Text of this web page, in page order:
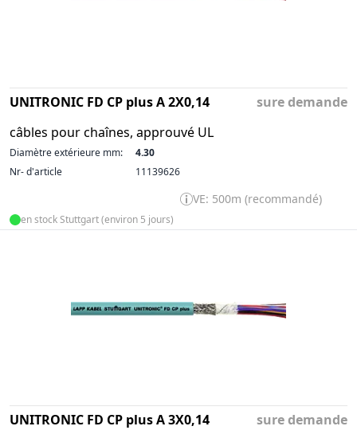
UNITRONIC FD CP plus A 2X0,14
câbles pour chaînes, approuvé UL
sure demande
Diamètre extérieure mm:
4.30
Nr- d'article
11139626
VE: 500m (recommandé)
en stock Stuttgart (environ 5 jours)
UNITRONIC FD CP plus A 3X0,14
sure demande